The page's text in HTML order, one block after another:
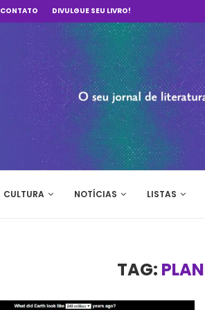
CONTATO DIVULGUE SEU LIVRO!
CULTURA NOTÍCIAS LISTAS
TAG: